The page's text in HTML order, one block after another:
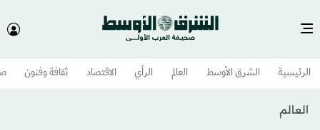
الرئيسية الشرق الأوسط​ العالم الرأي الاقتصاد ثقافة وفنون
العالم